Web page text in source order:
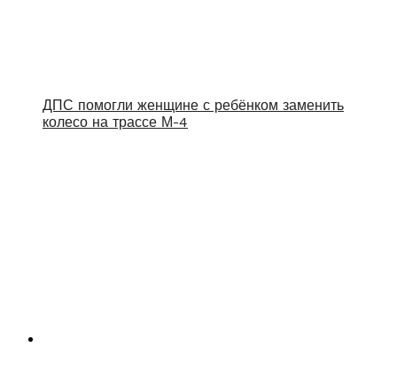
ДПС помогли женщине с ребёнком заменить
колесо на трассе М-4